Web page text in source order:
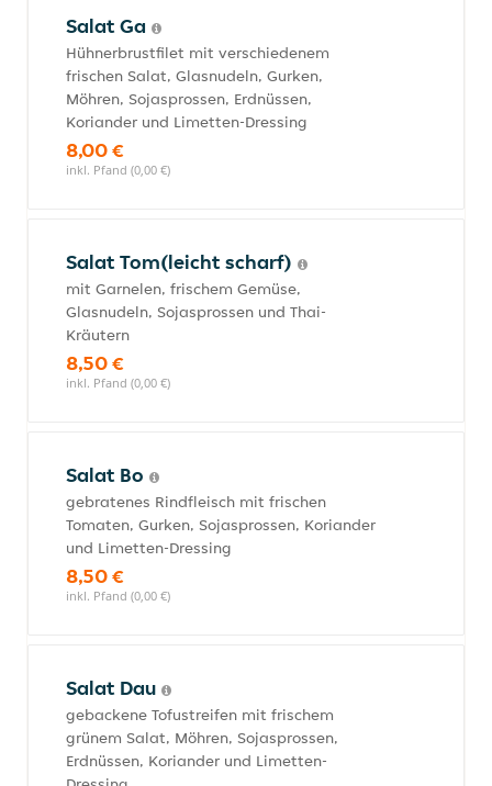
Salat Ga
Hühnerbrustfilet mit verschiedenem
frischen Salat, Glasnudeln, Gurken,
Möhren, Sojasprossen, Erdnüssen,
Koriander und Limetten-Dressing
8,00 €
inkl. Pfand (0,00 €)
Salat Tom(leicht scharf)
mit Garnelen, frischem Gemüse,
Glasnudeln, Sojasprossen und Thai-
Kräutern
8,50 €
inkl. Pfand (0,00 €)
Salat Bo
gebratenes Rindfleisch mit frischen
Tomaten, Gurken, Sojasprossen, Koriander
und Limetten-Dressing
8,50 €
inkl. Pfand (0,00 €)
Salat Dau
gebackene Tofustreifen mit frischem
grünem Salat, Möhren, Sojasprossen,
Erdnüssen, Koriander und Limetten-